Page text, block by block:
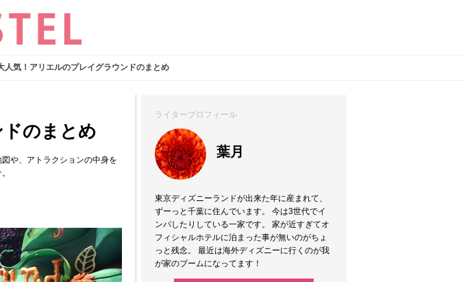
人気！アリエルのプレイグラウンドのまとめ
のまとめ
や、アトラクションの中身を
ライタープロフィール
葉月
東京ディズニーランドが出来た年に産まれて、
ずーっと千葉に住んでいます。 今は3世代でイ
ンパしたりしている一家です。 家が近すぎてオ
フィシャルホテルに泊まった事が無いのがちょ
っと残念。 最近は海外ディズニーに行くのが我
が家のブームになってます！